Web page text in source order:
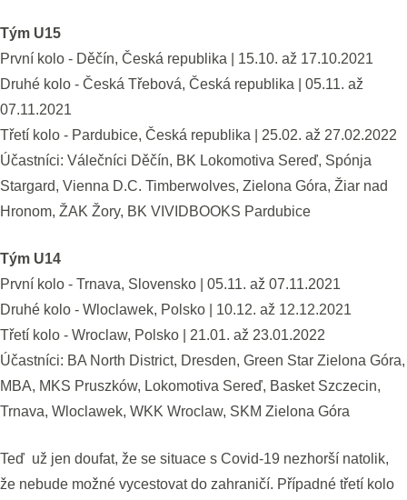
Tým U15
První kolo - Děčín, Česká republika | 15.10. až 17.10.2021
Druhé kolo - Česká Třebová, Česká republika | 05.11. až
07.11.2021
Třetí kolo - Pardubice, Česká republika | 25.02. až 27.02.2022
Účastníci: Válečníci Děčín, BK Lokomotiva Sereď, Spónja
Stargard, Vienna D.C. Timberwolves, Zielona Góra, Žiar nad
Hronom, ŽAK Žory, BK VIVIDBOOKS Pardubice
Tým U14
První kolo - Trnava, Slovensko | 05.11. až 07.11.2021
Druhé kolo - Wloclawek, Polsko | 10.12. až 12.12.2021
Třetí kolo - Wroclaw, Polsko | 21.01. až 23.01.2022
Účastníci: BA North District, Dresden, Green Star Zielona Góra,
MBA, MKS Pruszków, Lokomotiva Sereď, Basket Szczecin,
Trnava, Wloclawek, WKK Wroclaw, SKM Zielona Góra
Teď už jen doufat, že se situace s Covid-19 nezhorší natolik,
že nebude možné vycestovat do zahraničí. Případné třetí kolo